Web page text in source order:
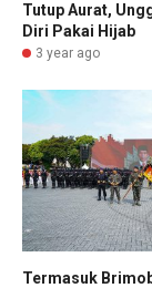
Tutup Aurat,
Diri Pakai Hijab
3 year ago
Termasuk